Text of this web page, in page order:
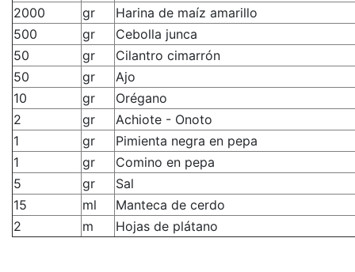
2000
gr
Harina de maíz amarillo
500
gr
Cebolla junca
50
gr
Cilantro cimarrón
50
gr
Ajo
10
gr
Orégano
2
gr
Achiote - Onoto
1
gr
Pimienta negra en pepa
1
gr
Comino en pepa
5
gr
Sal
15
ml
Manteca de cerdo
2
m Hojas de plátano